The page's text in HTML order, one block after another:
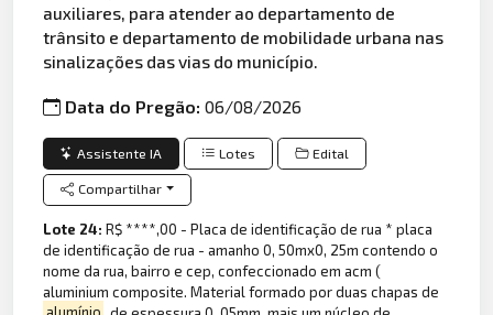
auxiliares, para atender ao departamento de
trânsito e departamento de mobilidade urbana nas
sinalizações das vias do município.
Data do Pregão:06/08/2026
Assistente IA Lotes Edital
Compartilhar
Lote 24:R$ ****,00 - Placa de identificação de rua * placa
de identificação de rua - amanho 0, 50mx0, 25m contendo o
nome da rua, bairro e cep, confeccionado em acm (
aluminium composite. Material formado por duas chapas de